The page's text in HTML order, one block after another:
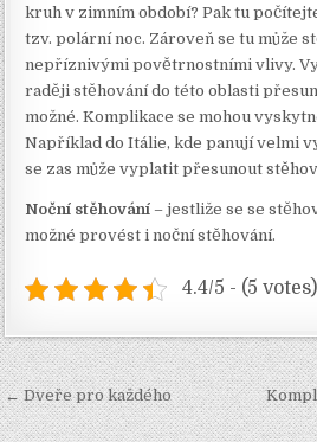
kruh v zimním období? Pak tu
tzv. polární noc. Zároveň se tu může
nepříznivými povětrnostními vlivy.
raději stěhování do této oblasti
možné. Komplikace se mohou
Například do Itálie, kde panují velmi
se zas může vyplatit přesunout
Noční stěhování – jestliže se se
možné provést i noční stěhování.
4.4/5 - (5 votes)
Navigace
pro
← Dveře pro každého